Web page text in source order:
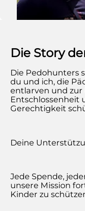
Die Story
Die Pedohunters
du und ich, die
entlarven und zur
Entschlossenheit
Gerechtigkeit
Deine
Jede Spende,
unsere Mission
Kinder zu